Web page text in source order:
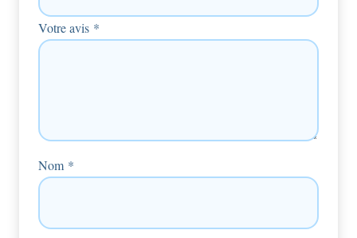
Votre avis *
Nom *